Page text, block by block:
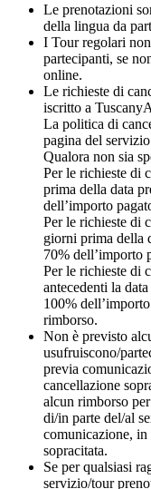
Le prenotazioni
della lingua da
I Tour regolari
partecipanti, se
online.
Le richieste di
iscritto a
La politica di
pagina del
Qualora non sia
Per le richieste di
prima della data
dell’importo
Per le richieste di
giorni prima della
70% dell’importo
Per le richieste di
antecedenti la
100%
rimborso.
Non è previsto
usufruiscono/
previa
cancellazione
alcun rimborso
di/in parte del/al
comunicazione,
sopracitata.
Se per qualsiasi
servizio/tour